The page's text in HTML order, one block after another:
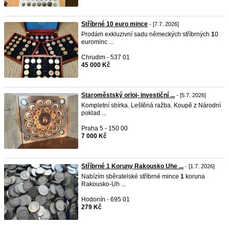
Stříbrné 10 euro mince - [7.7. 2026]
Prodám exkluzivní sadu německých stříbrných 10
eurominc ...
Chrudim - 537 01
45 000 Kč
Staroměstský orloj- investiční ... - [5.7. 2026]
Kompletní sbírka. Leštěná ražba. Koupě z Národní
poklad ...
Praha 5 - 150 00
7 000 Kč
Stříbrné 1 Koruny Rakousko Uhe ... - [1.7. 2026]
Nabízím sběratelské stříbrné mince 1 koruna
Rakousko-Uh ...
Hodonín - 695 01
279 Kč